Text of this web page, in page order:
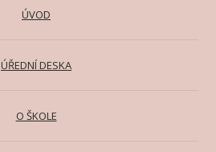
ÚVOD
ÚŘEDNÍ DESKA
O ŠKOLE